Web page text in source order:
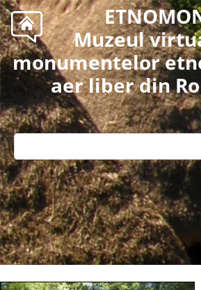
Muzeul
monumentelor
aer liber din